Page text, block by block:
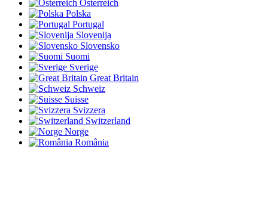
Österreich
Polska
Portugal
Slovenija
Slovensko
Suomi
Sverige
Great Britain
Schweiz
Suisse
Svizzera
Switzerland
Norge
România